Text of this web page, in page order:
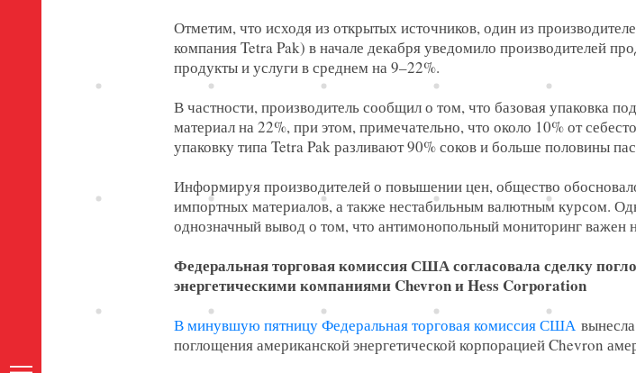
Отметим, что исходя из открытых источников, один из
компания Tetra Pak) в начале декабря уведомило производителей
продукты и услуги в среднем на 9–22%.
В частности, производитель сообщил о том, что базовая упаковка
материал на 22%, при этом, примечательно, что около 10% от
упаковку типа Tetra Pak разливают 90% соков и больше половины
Информируя производителей о повышении цен, общество
импортных материалов, а также нестабильным валютным курсом.
однозначный вывод о том, что антимонопольный мониторинг важен
Федеральная торговая комиссия США согласовала сделку
энергетическими компаниями Chevron и Hess Corporation
В минувшую пятницу Федеральная торговая комиссия США
поглощения американской энергетической корпорацией Chevron